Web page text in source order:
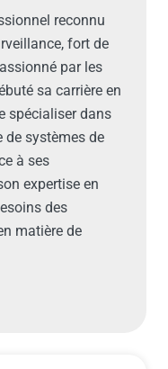
reconnu
fort de
par les
sa carrière en
spécialiser dans
de systèmes de
à ses
expertise en
des
matière de